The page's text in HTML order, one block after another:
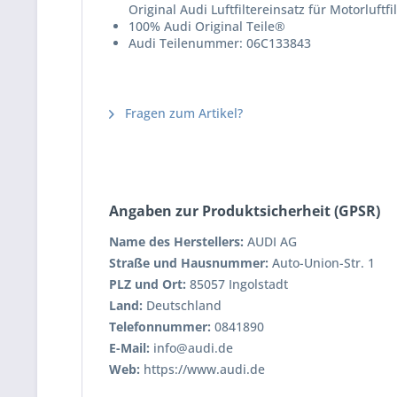
Original Audi Luftfiltereinsatz für
100% Audi Original Teile®
Audi Teilenummer: 06C133843
Fragen zum Artikel?
Angaben zur Produktsicherheit (GPSR)
Name des Herstellers: AUDI AG
Straße und Hausnummer: Auto-Union-Str. 1
PLZ und Ort: 85057 Ingolstadt
Land: Deutschland
Telefonnummer: 0841890
E-Mail: info@audi.de
Web: https://www.audi.de